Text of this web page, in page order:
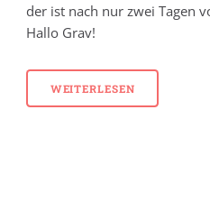
der ist nach nur zwei Tagen
Hallo Grav!
WEITERLESEN